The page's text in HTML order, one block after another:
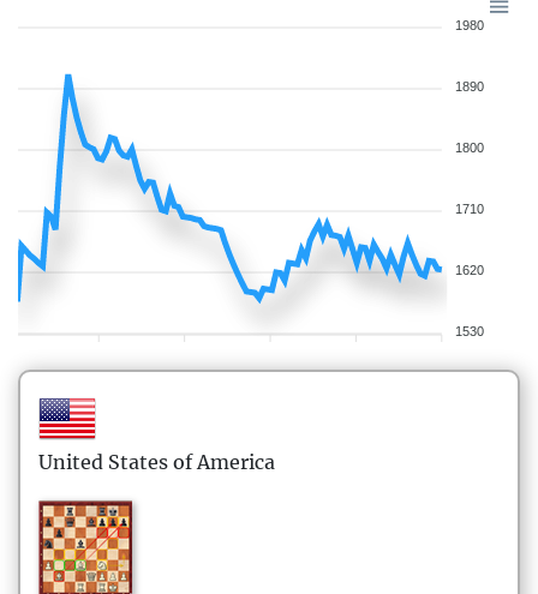
1980
1890
1800
1710
1620
1530
United States of America